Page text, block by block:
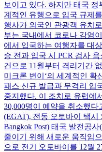
보이고 있다. 하지만 태국 정
계적인 유행으로 입국 규제
행사가 외국인 관광객 유치
부는 국내에서 코로나 감염
에서 입국하는 여행자를 대
승 전과 입국 시 PCR 검사
건으로 11월부터 격리기간
미크론 변이‘의 세계적인 확
패스 신규 발급과 무격리 입
중지했다. 이 조치로 유럽에
30,000명이 예약을 취소했
(EGAT), 전동 오토바이 택시
Bangkok Post) 태국 발전공
줄이기 위해 새로운 움직임
으로 전기 오토바이를 12월